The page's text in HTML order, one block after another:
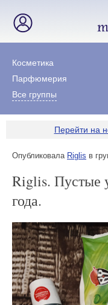
Косметика
Парфюмерия
Все группы
Перейти на
Опубликовала Riglis в
Riglis. Пустые
года.